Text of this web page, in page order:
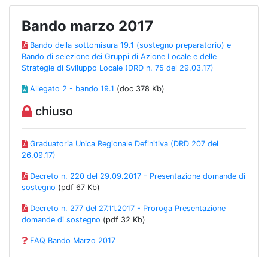
Bando marzo 2017
Bando della sottomisura 19.1 (sostegno preparatorio) e
Bando di selezione dei Gruppi di Azione Locale e delle
Strategie di Sviluppo Locale (DRD n. 75 del 29.03.17)
Allegato 2 - bando 19.1 (doc 378 Kb)
chiuso
Graduatoria Unica Regionale Definitiva (DRD 207 del
26.09.17)
Decreto n. 220 del 29.09.2017 - Presentazione domande di
sostegno (pdf 67 Kb)
Decreto n. 277 del 27.11.2017 - Proroga Presentazione
domande di sostegno (pdf 32 Kb)
FAQ Bando Marzo 2017